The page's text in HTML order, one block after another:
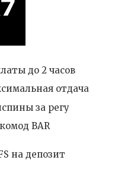
до 2 часов
отдача
за регу
BAR
на депозит